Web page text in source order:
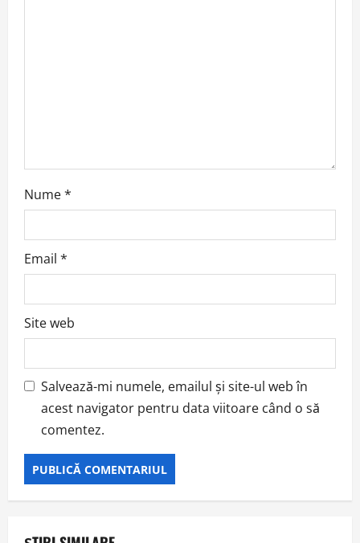
Nume*
Email *
Site web
Salvează-mi numele, emailul și site-ul web în
acest navigator pentru data viitoare când o să
comentez.